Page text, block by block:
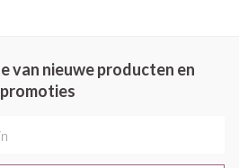
van nieuwe producten en
promoties